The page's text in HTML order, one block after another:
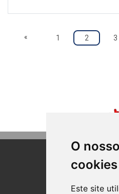
O
cookies
Este site
« 1 2 3
BOM
RIO